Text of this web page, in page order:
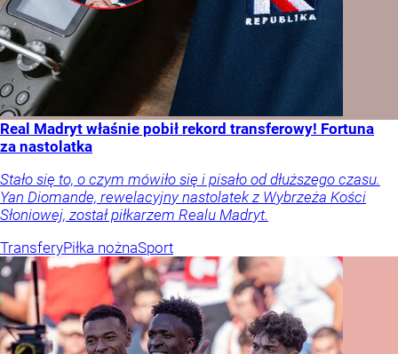
Real Madryt właśnie pobił rekord transferowy! Fortuna
za nastolatka
Stało się to, o czym mówiło się i pisało od dłuższego czasu.
Yan Diomande, rewelacyjny nastolatek z Wybrzeża Kości
Słoniowej, został piłkarzem Realu Madryt.
TransferyPiłka nożnaSport